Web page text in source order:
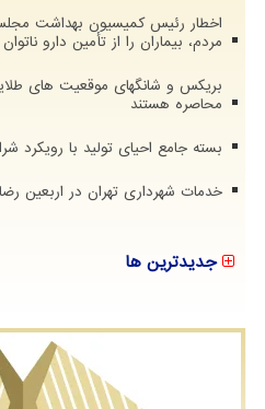
اخطار رئیس کمیسیون بهداشت
مردم، بیماران را از تأمین دارو
بریکس و شانگهای موقعیت های
محاصره هستند
بسته جامع احیای تولید با رویکرد
خدمات شهرداری تهران در اربعین
جدیدترین ها